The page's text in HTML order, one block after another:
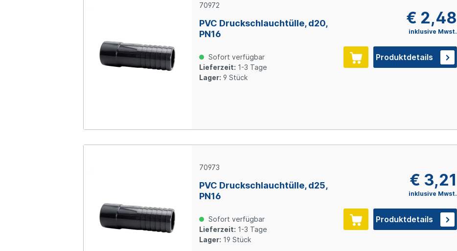
70972
PVC Druckschlauchtülle, d20,
PN16
Sofort verfügbar
Lieferzeit: 1-3 Tage
Lager: 9 Stück
€ 2,48
inklusive Mwst.
Produktdetails
70973
PVC Druckschlauchtülle, d25,
PN16
Sofort verfügbar
Lieferzeit: 1-3 Tage
Lager: 19 Stück
€ 3,21
inklusive Mwst.
Produktdetails